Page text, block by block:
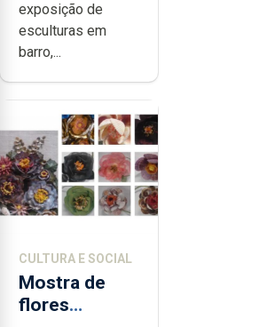
exposição de
esculturas em
barro,...
CULTURA E SOCIAL
Mostra de
flores